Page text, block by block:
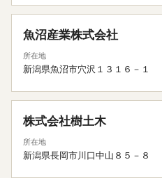
魚沼産業株式会社
所在地
新潟県魚沼市穴沢１３１６－１
株式会社樹土木
所在地
新潟県長岡市川口中山８５－８